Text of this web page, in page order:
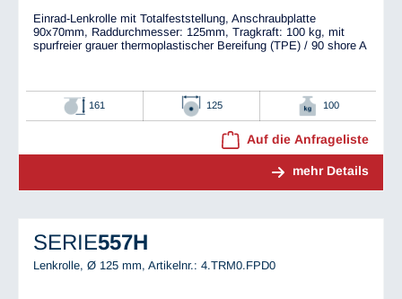
Einrad-Lenkrolle mit Totalfeststellung, Anschraubplatte
90x70mm, Raddurchmesser: 125mm, Tragkraft: 100 kg, mit
spurfreier grauer thermoplastischer Bereifung (TPE) / 90 shore A
161 125 100
Auf die Anfrageliste
mehr Details
SERIE557H
Lenkrolle, Ø 125 mm, Artikelnr.: 4.TRM0.FPD0